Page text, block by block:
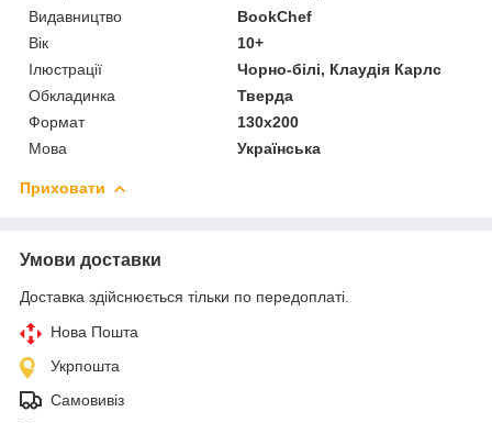
Видавництво
BookChef
Вік
10+
Ілюстрації
Чорно-білі, Клаудія Карлс
Обкладинка
Тверда
Формат
130x200
Мова
Українська
Приховати
Умови доставки
Доставка здійснюється тільки по передоплаті.
Нова Пошта
Укрпошта
Самовивіз